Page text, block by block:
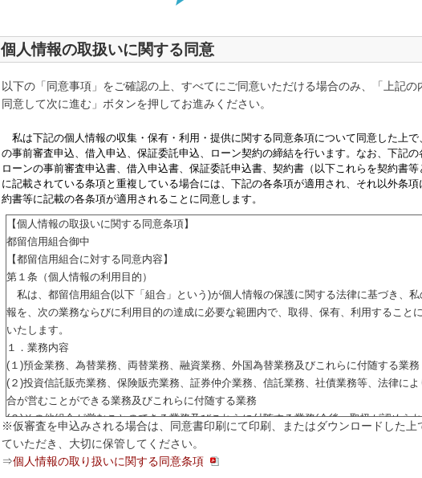
個人情報の取扱いに関する同意
以下の「同意事項」をご確認の上、すべてにご同意いただける場合のみ、「上記の
同意して次に進む」ボタンを押してお進みください。
私は下記の個人情報の収集・保有・利用・提供に関する同意条項について同意した上で
の事前審査申込、借入申込、保証委託申込、ローン契約の締結を行います。なお、下記の
ローンの事前審査申込書、借入申込書、保証委託申込書、契約書（以下これらを契約書
に記載されている条項と重複している場合には、下記の各条項が適用され、それ以外条
約書等に記載の各条項が適用されることに同意します。
【個人情報の取扱いに関する同意条項】
都留信用組合御中
【都留信用組合に対する同意内容】
第１条（個人情報の利用目的）
私は、都留信用組合(以下「組合」という)が個人情報の保護に関する法律に基づき、私
報を、次の業務ならびに利用目的の達成に必要な範囲内で、取得、保有、利用すること
いたします。
１．業務内容
(１)預金業務、為替業務、両替業務、融資業務、外国為替業務及びこれらに付随する業務
(２)投資信託販売業務、保険販売業務、証券仲介業務、信託業務、社債業務等、法律によ
合が営むことができる業務及びこれらに付随する業務
(３)その他組合が営むことのできる業務及びこれらに付随する業務(今後、取扱が認めら
務を含む)
２．利用目的
(１)各金融商品の口座開設等、金融商品やサービスの申込の受付のため
※仮審査を申込みされる場合は、同意書印刷にて印刷、またはダウンロードした上
ていただき、大切に保管してください。
⇒個人情報の取り扱いに関する同意条項